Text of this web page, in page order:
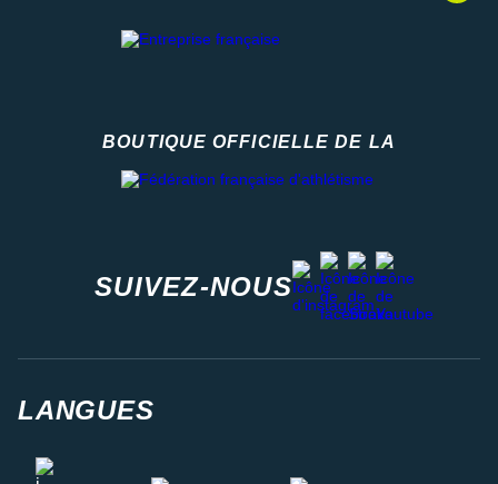
BOUTIQUE OFFICIELLE DE LA
SUIVEZ-NOUS
instagram
facebook
stravayoutube
LANGUES